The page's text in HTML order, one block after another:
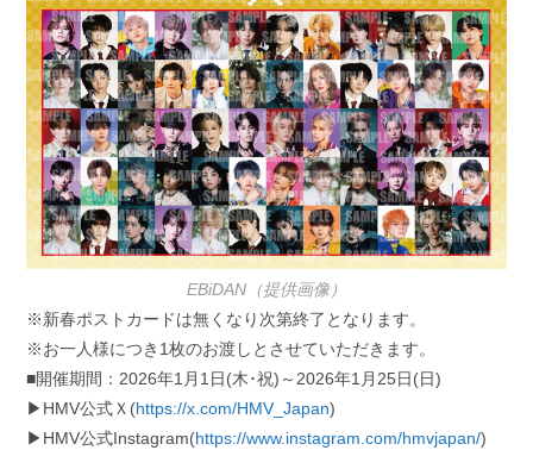
EBiDAN（提供画像）
※新春ポストカードは無くなり次第終了となります。
※お一人様につき1枚のお渡しとさせていただきます。
■開催期間：2026年1月1日(木･祝)～2026年1月25日(日)
▶HMV公式Ｘ(https://x.com/HMV_Japan)
▶HMV公式Instagram(https://www.instagram.com/hmvjapan/)